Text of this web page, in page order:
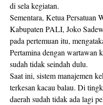
di sela kegiatan.
Sementara, Ketua Persatuan
Kabupaten PALI, Joko
pada pertemuan itu,
Pertamina dengan wartawan
sudah tidak seindah dulu.
Saat ini, sistem manajemen
terkesan kacau balau. Di
daerah sudah tidak ada lagi